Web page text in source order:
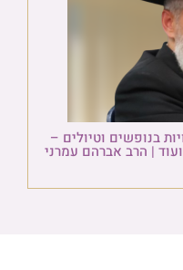
בנופשים וטיולים –
| הרב אברהם עמרני